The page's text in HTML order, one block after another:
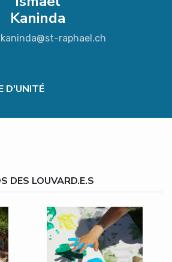
Kaninda
raphael.ch
D'UNITÉ
DES LOUVARD.E.S